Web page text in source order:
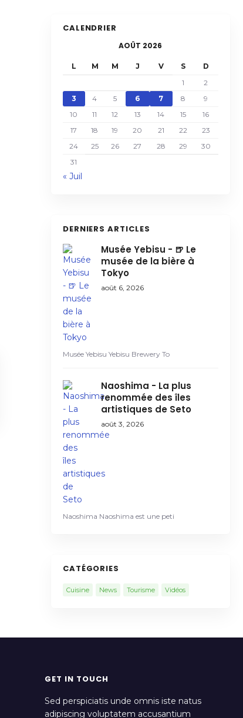
CALENDRIER
AOÛT 2026
L M M J V S
D
1
2
3
4 5 6 7 8
9
10
11 12 13 14 15
16
17
18 19 20 21 22
23
24
25 26 27 28 29
30
31
« Juil
DERNIERS ARTICLES
Musée Yebisu - 🍺 Le
musée de la bière à
Tokyo
août 6, 2026
Musée Yebisu Yebisu Brewery To
Naoshima - La plus
renommée des îles
artistiques de Seto
août 3, 2026
Naoshima Naoshima est une peti
CATÉGORIES
Cuisine News Tourisme Vidéos
GET IN TOUCH
Sed perspiciatis unde omnis iste natus
adipiscing voluptatem accusantium